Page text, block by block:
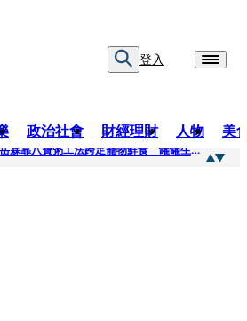
登入
政治社會 財經理財 人物 美
放手泰山拚再起1／詹岳霖靠八寶粥工法跨足寵物鮮食 罐罐生產前先請「叼嘴王后」試吃